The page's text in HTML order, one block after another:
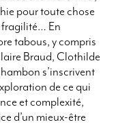
pour toute chose
fragilité… En
tabous, y compris
Braud, Clothilde
s’inscrivent
de ce qui
et complexité,
d’un mieux-être